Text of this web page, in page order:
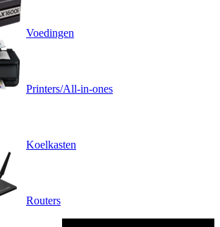
Voedingen
Printers/All-in-ones
Koelkasten
Routers